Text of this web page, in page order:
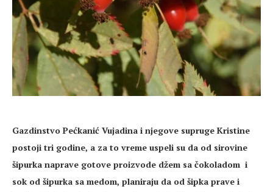
Gazdinstvo Pećkanić Vujadina i njegove supruge Kristine
postoji tri godine, a za to vreme uspeli su da od sirovine
šipurka naprave gotove proizvode džem sa čokoladom i
sok od šipurka sa medom, planiraju da od šipka prave i